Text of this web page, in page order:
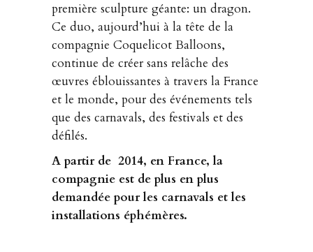
première sculpture géante: un dragon.
Ce duo, aujourd’hui à la tête de la
compagnie Coquelicot Balloons,
continue de créer sans relâche des
œuvres éblouissantes à travers la France
et le monde, pour des événements tels
que des carnavals, des festivals et des
défilés.
A partir de 2014, en France, la
compagnie est de plus en plus
demandée pour les carnavals et les
installations éphémères.